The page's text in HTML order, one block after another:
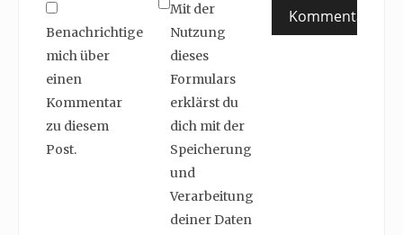
Benachrichtige
mich über
einen
Kommentar
zu diesem
Post.
Mit der
Nutzung
dieses
Formulars
erklärst du
dich mit der
Speicherung
und
Verarbeitung
deiner Daten